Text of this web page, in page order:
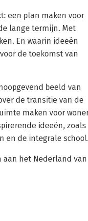
een plan maken voor
lange termijn. Met
En waarin ideeën
de toekomst van
beeld van
de transitie van de
maken voor
ideeën, zoals
en de integrale school.
het Nederland van